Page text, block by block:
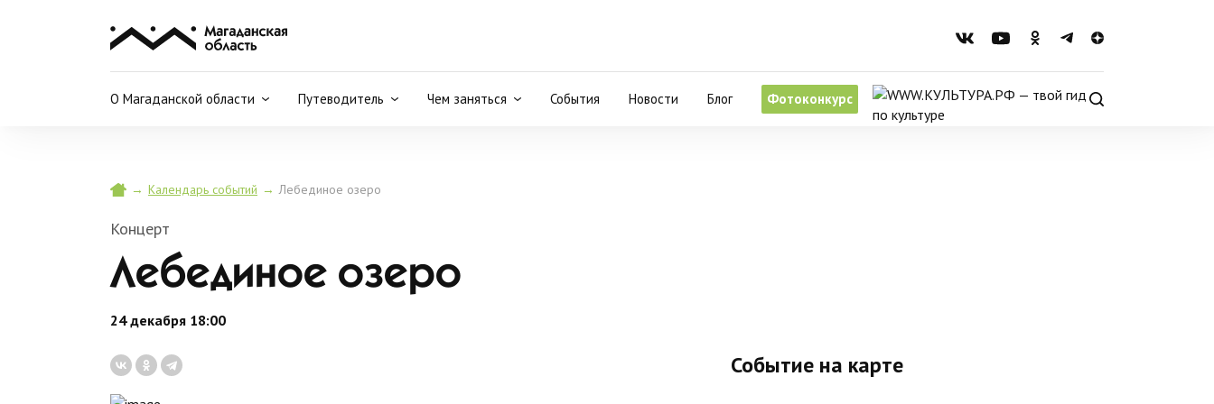
О Магаданской области Путеводитель Чем заняться События Новости Блог Фотоконкурс
→ Календарь событий → Лебединое озеро
Концерт
Лебединое озеро
24 декабря 18:00
Событие на карте